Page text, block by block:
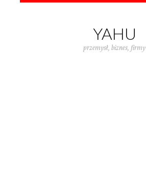
YAHU
przemysł, biznes, firmy